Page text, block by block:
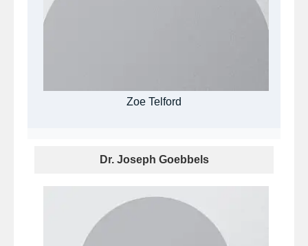
Zoe Telford
Dr. Joseph Goebbels